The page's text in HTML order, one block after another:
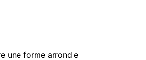
une forme arrondie